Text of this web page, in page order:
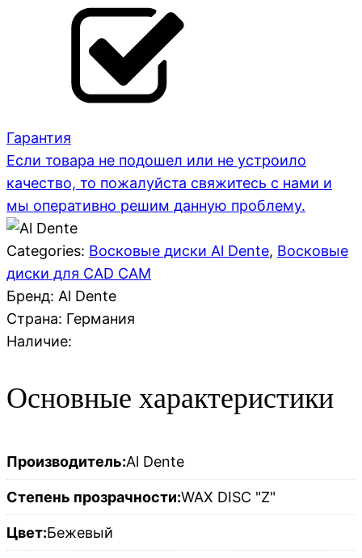
Гарантия
Если товара не подошел или не устроило
качество, то пожалуйста свяжитесь с нами и
мы оперативно решим данную проблему.
Categories: Восковые диски Al Dente, Восковые
диски для CAD CAM
Бренд: Al Dente
Страна: Германия
Наличие:
Основные характеристики
Производитель:Al Dente
Степень прозрачности:WAX DISC "Z"
Цвет:Бежевый